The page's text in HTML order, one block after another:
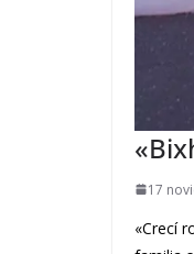
17
«Crecí